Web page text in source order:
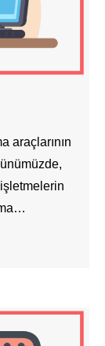
araçlarının